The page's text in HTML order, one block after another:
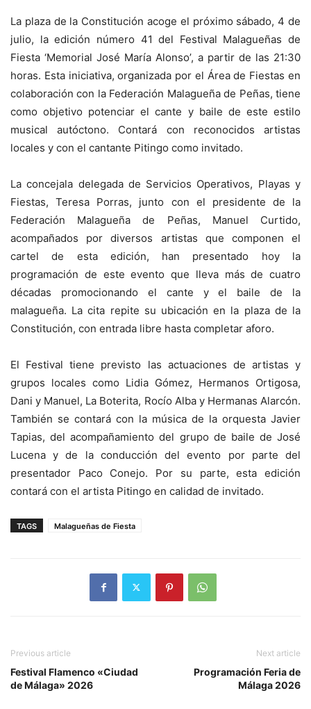
La plaza de la Constitución acoge el próximo sábado, 4 de
julio, la edición número 41 del Festival Malagueñas de
Fiesta ‘Memorial José María Alonso’, a partir de las 21:30
horas. Esta iniciativa, organizada por el Área de Fiestas en
colaboración con la Federación Malagueña de Peñas, tiene
como objetivo potenciar el cante y baile de este estilo
musical autóctono. Contará con reconocidos artistas
locales y con el cantante Pitingo como invitado.
La concejala delegada de Servicios Operativos, Playas y
Fiestas, Teresa Porras, junto con el presidente de la
Federación Malagueña de Peñas, Manuel Curtido,
acompañados por diversos artistas que componen el
cartel de esta edición, han presentado hoy la
programación de este evento que lleva más de cuatro
décadas promocionando el cante y el baile de la
malagueña. La cita repite su ubicación en la plaza de la
Constitución, con entrada libre hasta completar aforo.
El Festival tiene previsto las actuaciones de artistas y
grupos locales como Lidia Gómez, Hermanos Ortigosa,
Dani y Manuel, La Boterita, Rocío Alba y Hermanas Alarcón.
También se contará con la música de la orquesta Javier
Tapias, del acompañamiento del grupo de baile de José
Lucena y de la conducción del evento por parte del
presentador Paco Conejo. Por su parte, esta edición
contará con el artista Pitingo en calidad de invitado.
TAGS Malagueñas de Fiesta
Previous article
Festival Flamenco «Ciudad
de Málaga» 2026
Next article
Programación Feria de
Málaga 2026